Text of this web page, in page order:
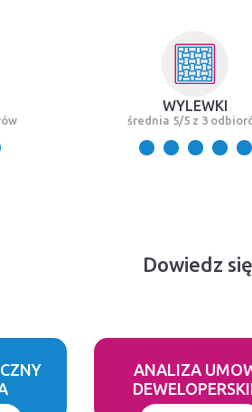
WYLEWKI
średnia 5/5 z 3
Dowiedz
ANALIZA